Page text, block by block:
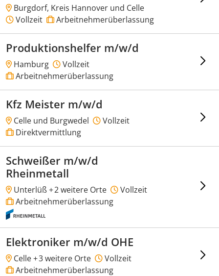
Burgdorf, Kreis Hannover und Celle
Vollzeit
Arbeitnehmerüberlassung
Produktionshelfer m/w/d
Hamburg
Vollzeit
Arbeitnehmerüberlassung
Kfz Meister m/w/d
Celle und Burgwedel
Vollzeit
Direktvermittlung
Schweißer m/w/d
Rheinmetall
Unterlüß +2 weitere Orte
Vollzeit
Arbeitnehmerüberlassung
Elektroniker m/w/d OHE
Celle +3 weitere Orte
Vollzeit
Arbeitnehmerüberlassung